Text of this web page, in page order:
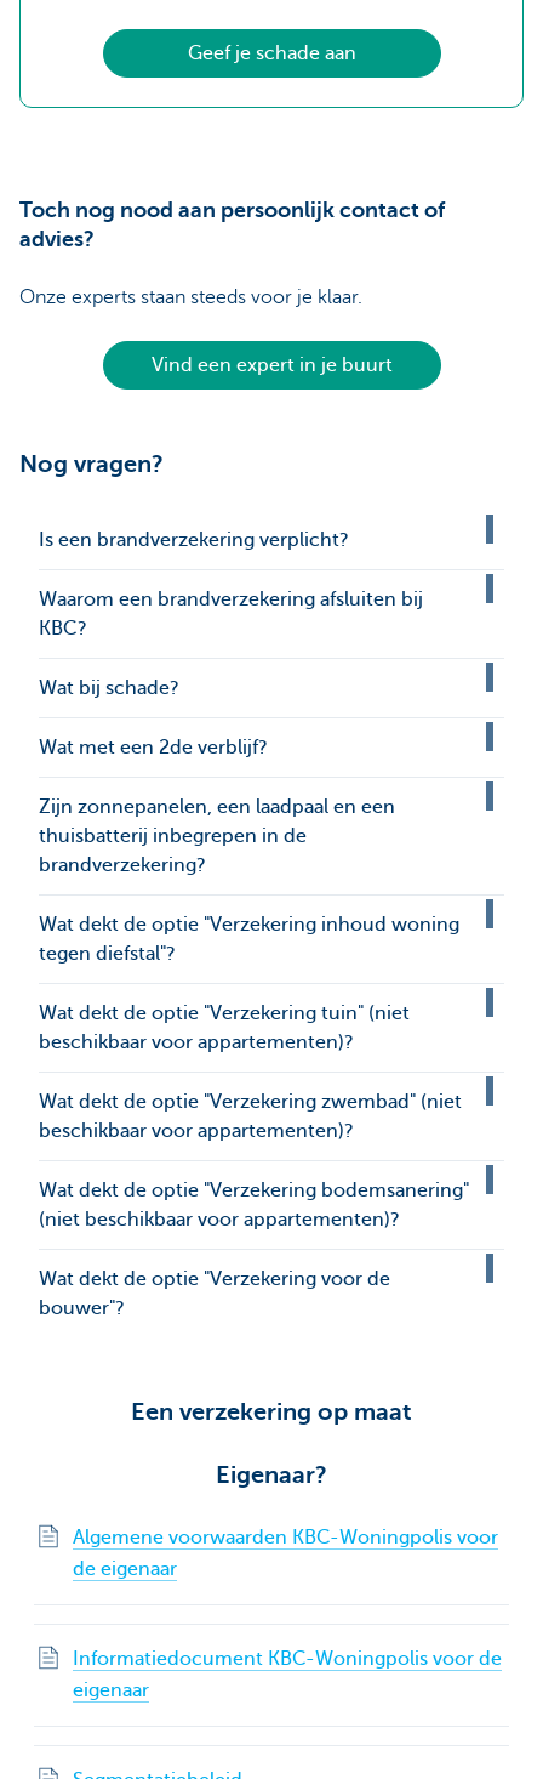
Geef je schade aan
Toch nog nood aan persoonlijk contact of
advies?
Onze experts staan steeds voor je klaar.
Vind een expert in je buurt
Nog vragen?
Is een brandverzekering verplicht?
Waarom een brandverzekering afsluiten bij
KBC?
Wat bij schade?
Wat met een 2de verblijf?
Zijn zonnepanelen, een laadpaal en een
thuisbatterij inbegrepen in de
brandverzekering?
Wat dekt de optie "Verzekering inhoud woning
tegen diefstal"?
Wat dekt de optie "Verzekering tuin" (niet
beschikbaar voor appartementen)?
Wat dekt de optie "Verzekering zwembad" (niet
beschikbaar voor appartementen)?
Wat dekt de optie "Verzekering bodemsanering"
(niet beschikbaar voor appartementen)?
Wat dekt de optie "Verzekering voor de
bouwer"?
Een verzekering op maat
Eigenaar?
Algemene voorwaarden KBC-Woningpolis voor
de eigenaar
Informatiedocument KBC-Woningpolis voor de
eigenaar